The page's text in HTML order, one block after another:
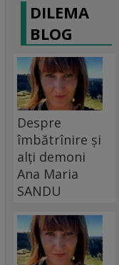
DILEMA
BLOG
Despre
îmbătrînire și
alți demoni
Ana Maria
SANDU